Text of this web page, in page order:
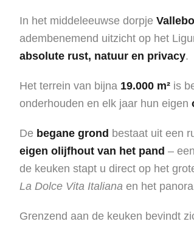
In het middeleeuwse dorpje
adembenemend uitzicht op het
absolute rust, natuur en privacy.
Het terrein van bijna 19.000 m² is
onderhouden en elk jaar hun eigen
De begane grond bestaat uit een
eigen olijfhout van het pand –
de keuken stapt u direct op het
La Dolce Vita Italiana en het
Grenzend aan de keuken bevindt